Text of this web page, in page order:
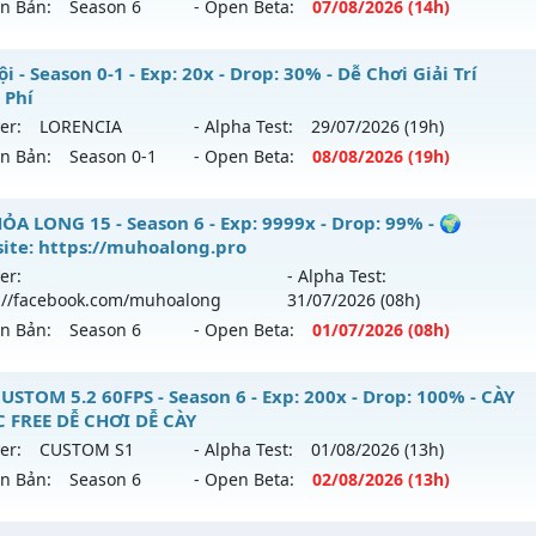
XShield
99999x - Drop: 1000%
loại: Mu Custom thêm đồ mới
BDC
Bản:
Season 6 - Open Beta: 07/08/2026 (14h)
VÔ SONG⚔️ - SS6 EP3 GIẢI TRÍ- ĐỈNH CAO CLASSIC
mới ra tháng 08 2026 - Mở máy chủVÔ SONG 3vào 14h
500x - Drop: 50%
loại: Mu Nguyên bản Webzen
MU8X
- Season 0-1 - Exp: 20x - Drop: 30% - Dễ Chơi Giải Trí
Phí
LORENCIA - Alpha Test: 29/07/2026 (19h)
Bản:
Season 0-1 - Open Beta: 08/08/2026 (19h)
Nội - Dễ Chơi Giải Trí Miễn Phí
mới ra tháng 08 2026 - Mở máy chủ
LORENCIA
20x - Drop: 30%
loại: Mu Nguyên bản Webzen
gold
LONG 15 - Season 6 - Exp: 9999x - Drop: 99% - 🌍
https://muhoalong.pro
facebook.com/muhoalong
- Alpha Test:
31/07/2026 (08h)
Bản:
Season 6 - Open Beta: 01/07/2026 (08h)
LONG 15 - 🌍 Website: https://muhoalong.pro
ra tháng 07 2026 - Mở máy chủ https://facebook.com/
01/07/2626
5.2 60FPS - Season 6 - Exp: 200x - Drop: 100% - CÀY
FREE DỄ CHƠI DỄ CÀY
CUSTOM S1 - Alpha Test: 01/08/2026 (13h)
Bản:
Season 6 - Open Beta: 02/08/2026 (13h)